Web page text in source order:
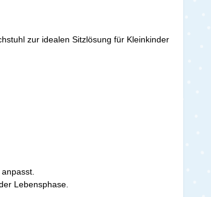
zur idealen Sitzlösung für Kleinkinder
Lebensphase.